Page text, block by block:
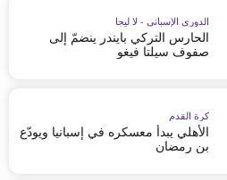
الدوري الإسباني - لا ليجا
الحارس التركي بايندر ينضمّ إلى
صفوف سيلتا فيغو
كرة القدم
الأهلي يبدأ معسكره في إسبانيا ويودّع
بن رمضان